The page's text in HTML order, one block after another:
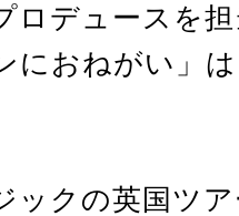
ロデュースを
におねがい」
ックの英国ツ